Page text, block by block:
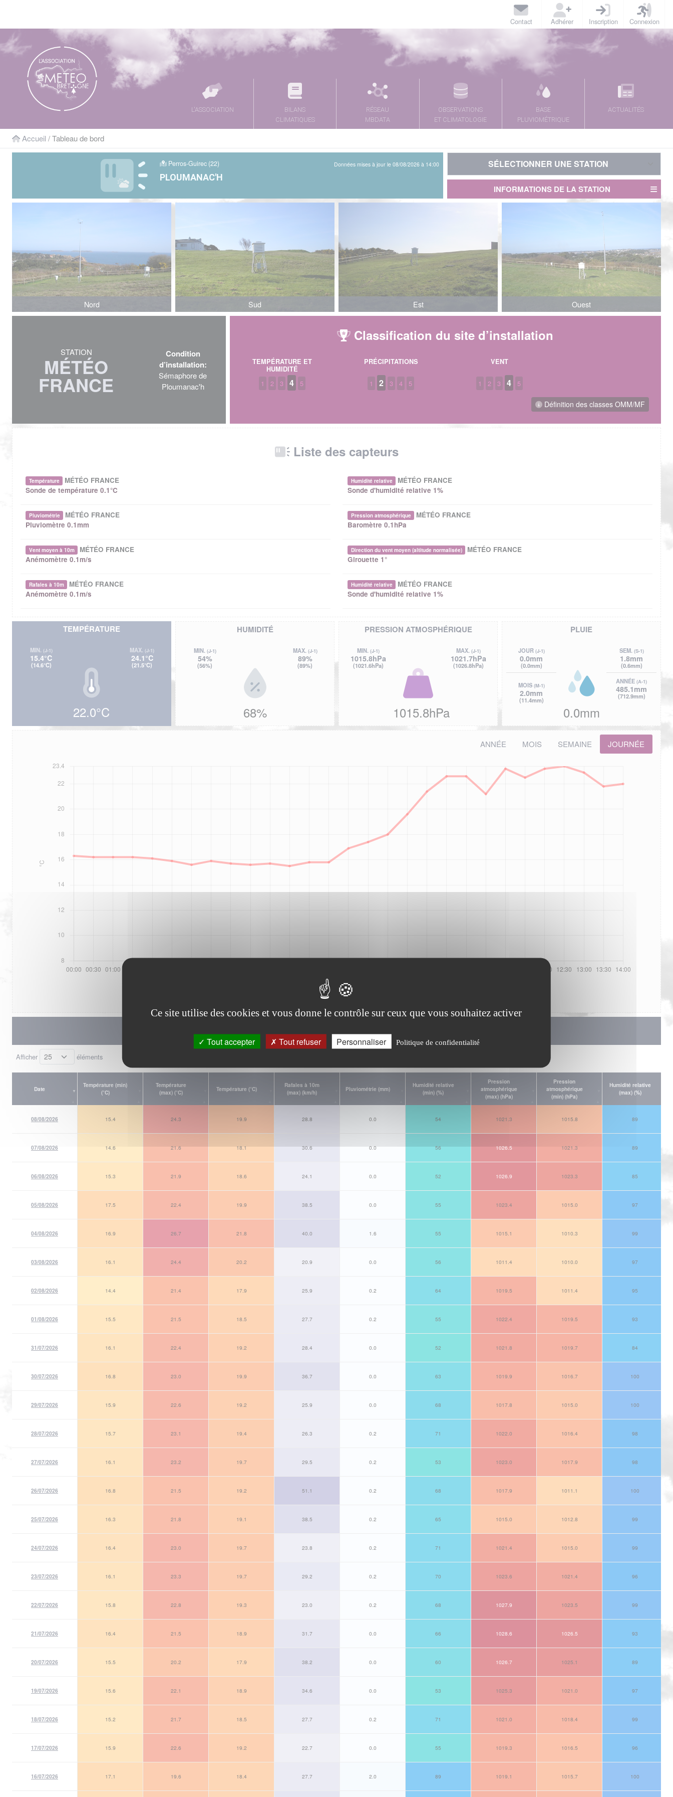
Contact Adhérer Inscription Connexion
L'ASSOCIATION
BILANS
CLIMATIQUES
RÉSEAU
MBDATA
OBSERVATIONS
ET CLIMATOLOGIE
BASE
PLUVIOMÉTRIQUE
ACTUALITÉS
Accueil / Tableau de bord
Perros-Guirec (22)
PLOUMANAC'H
Données mises à jour le 08/08/2026 à 14:00 SÉLECTIONNER UNE STATION
SÉLECTIONNER UNE STATION
INFORMATIONS DE LA STATION
Nord Sud Est Ouest
STATION
MÉTÉO
FRANCE
Condition
d’installation:
Sémaphore de
Ploumanac'h
Classification du site d’installation
TEMPÉRATURE ET
HUMIDITÉ
1 2 3 4 5
PRÉCIPITATIONS
1 2 3 4 5
VENT
1 2 3 4 5
Définition des classes OMM/MF
Liste des capteurs
Température
MÉTÉO FRANCE
Sonde de température 0.1°C
Humidité relative
MÉTÉO FRANCE
Sonde d'humidité relative 1%
Pluviométrie
MÉTÉO FRANCE
Pluviomètre 0.1mm
Pression atmosphérique
MÉTÉO FRANCE
Baromètre 0.1hPa
Vent moyen à 10m
MÉTÉO FRANCE
Anémomètre 0.1m/s
Direction du vent moyen (altitude normalisée)
MÉTÉO FRANCE
Girouette 1°
Rafales à 10m
MÉTÉO FRANCE
Anémomètre 0.1m/s
Humidité relative
MÉTÉO FRANCE
Sonde d'humidité relative 1%
TEMPÉRATURE
MIN. (J-1)
15.4°C
(14.6°C)
22.0°C
MAX.(J-1)
24.1°C
(21.5°C)
HUMIDITÉ
MIN. (J-1)
54%
(56%)
68%
MAX. (J-1)
89%
(89%)
PRESSION ATMOSPHÉRIQUE
MIN. (J-1)
1015.8hPa
(1021.6hPa)
1015.8hPa
MAX. (J-1)
1021.7hPa
(1026.8hPa)
PLUIE
JOUR (J-1)
0.0mm
(0.0mm)
MOIS (M-1)
2.0mm
(11.4mm)
0.0mm
SEM. (S-1)
1.8mm
(0.6mm)
ANNÉE (A-1)
485.1mm
(712.9mm)
ANNÉE MOIS SEMAINE JOURNÉE
Climatologie
Afficher éléments
Date
Température (min)
(°C)
Température
(max) (°C)
Température (°C)
Rafales à 10m
(max) (km/h)
Pluviométrie (mm)
Humidité relative
(min) (%)
Pression
atmosphérique
(max) (hPa)
Pression
atmosphérique
(min) (hPa)
Humidité relative
(max) (%)
08/08/2026 15.4 24.3 19.9 28.8 0.0 54 1021.3 1015.8 89
07/08/2026 14.6 21.6 18.1 30.6 0.0 56 1026.5 1021.3 89
06/08/2026 15.3 21.9 18.6 24.1 0.0 52 1026.9 1023.3 85
05/08/2026 17.5 22.4 19.9 38.5 0.0 55 1023.4 1015.0 97
04/08/2026 16.9 26.7 21.8 40.0 1.6 55 1015.1 1010.3 99
03/08/2026 16.1 24.4 20.2 20.9 0.0 56 1011.4 1010.0 97
02/08/2026 14.4 21.4 17.9 25.9 0.2 64 1019.5 1011.4 95
01/08/2026 15.5 21.5 18.5 27.7 0.2 55 1022.4 1019.5 93
31/07/2026 16.1 22.4 19.2 28.4 0.0 52 1021.8 1019.7 84
30/07/2026 16.8 23.0 19.9 36.7 0.0 63 1019.9 1016.7 100
29/07/2026 15.9 22.6 19.2 25.9 0.0 68 1017.8 1015.0 100
28/07/2026 15.7 23.1 19.4 26.3 0.2 71 1022.0 1016.4 98
27/07/2026 16.1 23.2 19.7 29.5 0.2 53 1023.0 1017.9 98
26/07/2026 16.8 21.5 19.2 51.1 0.2 68 1017.9 1011.1 100
25/07/2026 16.3 21.8 19.1 38.5 0.2 65 1015.0 1012.8 99
24/07/2026 16.4 23.0 19.7 23.8 0.2 71 1021.4 1015.0 99
23/07/2026 16.1 23.3 19.7 29.2 0.2 70 1023.6 1021.4 96
22/07/2026 15.8 22.8 19.3 23.0 0.2 68 1027.9 1023.5 99
21/07/2026 16.4 21.5 18.9 31.7 0.0 66 1028.6 1026.5 93
20/07/2026 15.5 20.2 17.9 38.2 0.0 60 1026.7 1025.1 89
19/07/2026 15.6 22.1 18.9 34.6 0.0 53 1025.3 1021.0 97
18/07/2026 15.2 21.7 18.5 27.7 0.2 71 1021.0 1018.4 99
17/07/2026 15.9 22.6 19.2 22.7 0.0 55 1019.3 1016.5 96
16/07/2026 17.1 19.6 18.4 27.7 2.0 89 1019.1 1015.7 100
Ce site utilise des cookies et vous donne le contrôle sur ceux que vous souhaitez activer
Tout accepter Tout refuser Personnaliser Politique de confidentialité